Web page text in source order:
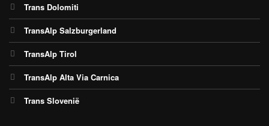
Trans Dolomiti
TransAlp Salzburgerland
TransAlp Tirol
TransAlp Alta Via Carnica
Trans Slovenië